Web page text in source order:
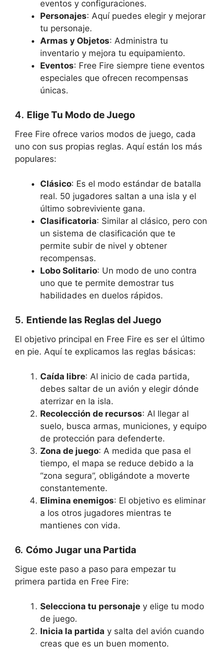
eventos y configuraciones.
Personajes: Aquí puedes elegir y mejorar
tu personaje.
Armas y Objetos: Administra tu
inventario y mejora tu equipamiento.
Eventos: Free Fire siempre tiene eventos
especiales que ofrecen recompensas
únicas.
4. Elige Tu Modo de Juego
Free Fire ofrece varios modos de juego, cada
uno con sus propias reglas. Aquí están los más
populares:
Clásico: Es el modo estándar de batalla
real. 50 jugadores saltan a una isla y el
último sobreviviente gana.
Clasificatoria: Similar al clásico, pero con
un sistema de clasificación que te
permite subir de nivel y obtener
recompensas.
Lobo Solitario: Un modo de uno contra
uno que te permite demostrar tus
habilidades en duelos rápidos.
5. Entiende las Reglas del Juego
El objetivo principal en Free Fire es ser el último
en pie. Aquí te explicamos las reglas básicas:
Caída libre: Al inicio de cada partida,
debes saltar de un avión y elegir dónde
aterrizar en la isla.
Recolección de recursos: Al llegar al
suelo, busca armas, municiones, y equipo
de protección para defenderte.
Zona de juego: A medida que pasa el
tiempo, el mapa se reduce debido a la
“zona segura”, obligándote a moverte
constantemente.
Elimina enemigos: El objetivo es eliminar
a los otros jugadores mientras te
mantienes con vida.
6. Cómo Jugar una Partida
Sigue este paso a paso para empezar tu
primera partida en Free Fire:
Selecciona tu personaje y elige tu modo
de juego.
Inicia la partida y salta del avión cuando
creas que es un buen momento.